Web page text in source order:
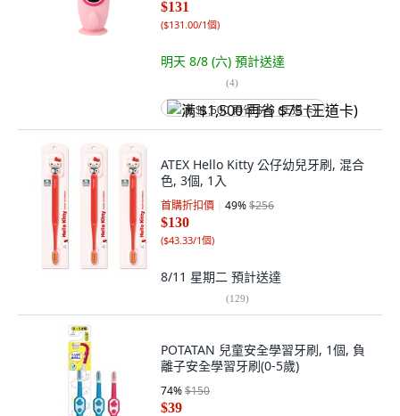
$131
($131.00/1個)
明天 8/8 (六) 預計送達
(4)
满 $1,500 再省 $75 (王道卡)
ATEX Hello Kitty 公仔幼兒牙刷, 混合
色, 3個, 1入
首購折扣價 49%$256
$130
($43.33/1個)
8/11 星期二 預計送達
(129)
POTATAN 兒童安全學習牙刷, 1個, 負
離子安全學習牙刷(0-5歲)
74%$150
$39